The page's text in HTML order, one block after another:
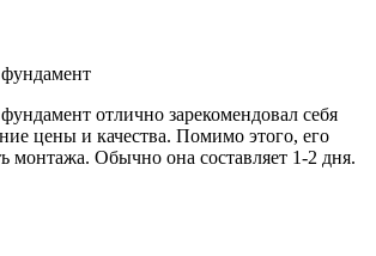
отлично зарекомендовал себя
цены и качества. Помимо этого, его
монтажа. Обычно она составляет 1-2 дня.